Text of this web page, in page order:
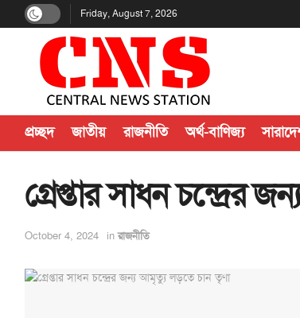
Friday, August 7, 2026
প্রচ্ছদ জাতীয় রাজনীতি অর্থ-বাণিজ্য
গ্রেপ্তার সাধন চন্দ্রের
October 4, 2024 in রাজনীতি